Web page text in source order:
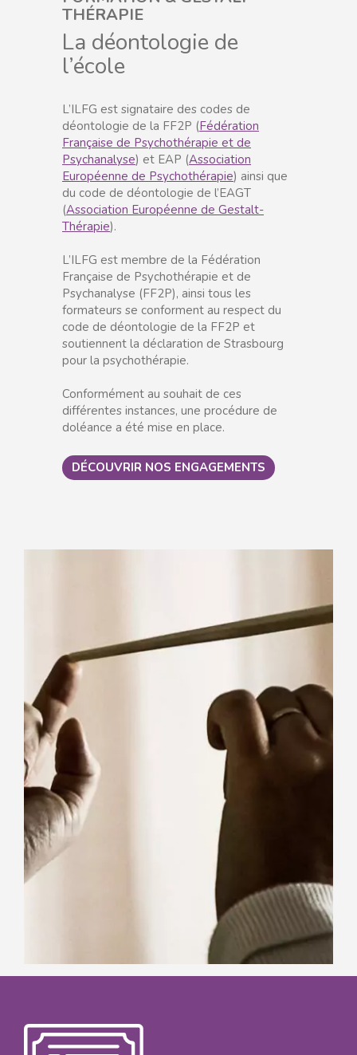
THÉRAPIE
La déontologie de
l’école
L’ILFG est signataire des codes de
déontologie de la FF2P (Fédération
Française de Psychothérapie et de
Psychanalyse) et EAP (Association
Européenne de Psychothérapie) ainsi que
du code de déontologie de l’EAGT
(Association Européenne de Gestalt-
Thérapie).
L’ILFG est membre de la Fédération
Française de Psychothérapie et de
Psychanalyse (FF2P), ainsi tous les
formateurs se conforment au respect du
code de déontologie de la FF2P et
soutiennent la déclaration de Strasbourg
pour la psychothérapie.
Conformément au souhait de ces
différentes instances, une procédure de
doléance a été mise en place.
DÉCOUVRIR NOS ENGAGEMENTS